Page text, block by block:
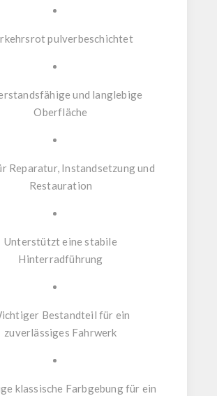
pulverbeschichtet
und langlebige
Oberfläche
Reparatur, Instandsetzung und
Restauration
Unterstützt eine stabile
Hinterradführung
Bestandteil für ein
zuverlässiges Fahrwerk
klassische Farbgebung für ein